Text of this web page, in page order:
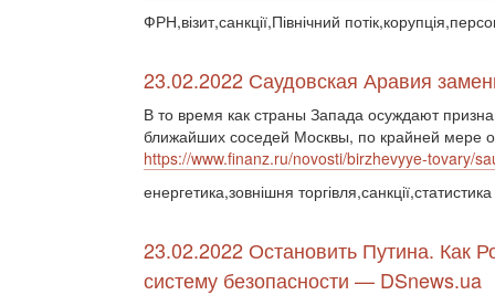
ФРН,візит,санкції,Північний
23.02.2022 Саудовская Аравия
В то время как страны Запада осуждают
ближайших соседей Москвы, по крайней мере
https://www.finanz.ru/novosti/birzhevyye-tovary/
енергетика,зовнішня торгівля,санкції,статистика
23.02.2022 Остановить Путина. Как
систему безопасности — DSnews.ua